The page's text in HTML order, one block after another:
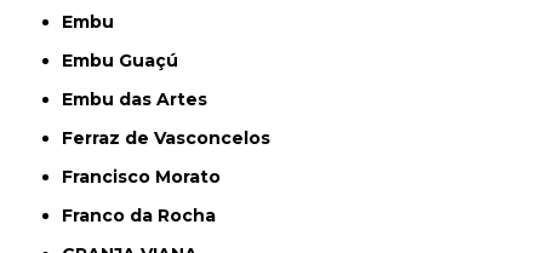
Embu
Embu Guaçú
Embu das Artes
Ferraz de Vasconcelos
Francisco Morato
Franco da Rocha